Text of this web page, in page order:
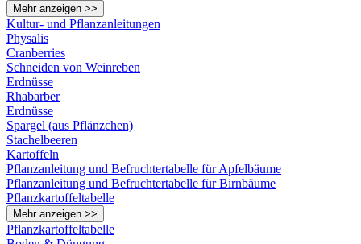
Mehr anzeigen >>
Kultur- und Pflanzanleitungen
Physalis
Cranberries
Schneiden von Weinreben
Erdnüsse
Rhabarber
Erdnüsse
Spargel (aus Pflänzchen)
Stachelbeeren
Kartoffeln
Pflanzanleitung und Befruchtertabelle für Apfelbäume
Pflanzanleitung und Befruchtertabelle für Birnbäume
Pflanzkartoffeltabelle
Mehr anzeigen >>
Pflanzkartoffeltabelle